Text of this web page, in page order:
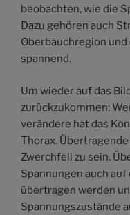
beobachten, wie die
Dazu gehören auch
Oberbauchregion
spannend.
Um wieder auf das
zurückzukommen:
verändere hat das
Thorax.
Zwerchfell zu sein.
Spannungen auch
übertragen werden
Spannungszustände